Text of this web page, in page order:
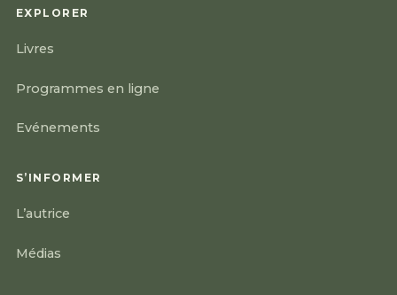
EXPLORER
Livres
Programmes en ligne
Evénements
S’INFORMER
L’autrice
Médias